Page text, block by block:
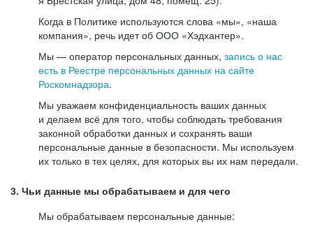
Когда в Политике используются слова «мы», «наша
компания», речь идет об ООО «Хэдхантер».
Мы — оператор персональных данных, запись о нас
есть в Реестре персональных данных на сайте
Роскомнадзора.
Мы уважаем конфиденциальность ваших данных
и делаем всё для того, чтобы соблюдать требования
законной обработки данных и сохранять ваши
персональные данные в безопасности. Мы используем
их только в тех целях, для которых вы их нам передали.
3. Чьи данные мы обрабатываем и для чего
Мы обрабатываем персональные данные: